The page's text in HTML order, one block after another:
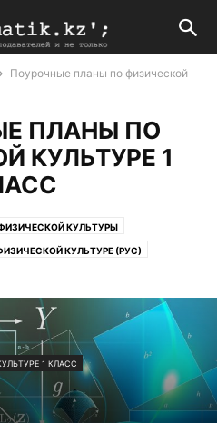
Поурочные планы по физической
ПЛАНЫ ПО
КУЛЬТУРЕ 1
КУЛЬТУРЫ
КУЛЬТУРЕ (РУС)
КУЛЬТУРЕ 10 КЛАСС
КУЛЬТУРЕ 11 КЛАСС
КУЛЬТУРЕ 2 КЛАСС
КУЛЬТУРЕ 3 КЛАСС КАЗАХСТАНСКАЯ
КУЛЬТУРЕ 4 КЛАСС
1 КЛАСС